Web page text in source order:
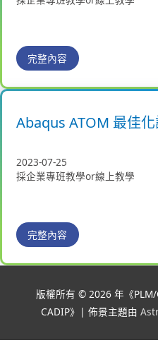
完整內容
Abaqus ATOM 最佳
2023-07-25
採企業專班教學or線上教學
完整內容
版權所有 © 2026 年《
CADIP》| 佈景主題由